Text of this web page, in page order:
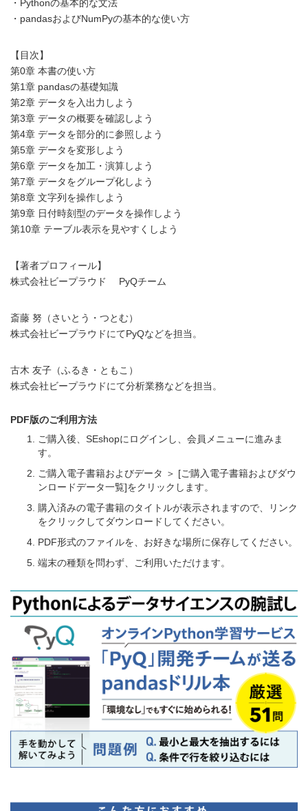
・Pythonの基本的な文法
・pandasおよびNumPyの基本的な使い方
【目次】
第0章 本書の使い方
第1章 pandasの基礎知識
第2章 データを入出力しよう
第3章 データの概要を確認しよう
第4章 データを部分的に参照しよう
第5章 データを変形しよう
第6章 データを加工・演算しよう
第7章 データをグループ化しよう
第8章 文字列を操作しよう
第9章 日付時刻型のデータを操作しよう
第10章 テーブル表示を見やすくしよう
【著者プロフィール】
株式会社ビープラウド PyQチーム
斎藤 努（さいとう・つとむ）
株式会社ビープラウドにてPyQなどを担当。
古木 友子（ふるき・ともこ）
株式会社ビープラウドにて分析業務などを担当。
PDF版のご利用方法
ご購入後、SEshopにログインし、会員メニューに進みま
す。
ご購入電子書籍およびデータ ＞ [ご購入電子書籍およびダウ
ンロードデータ一覧]をクリックします。
購入済みの電子書籍のタイトルが表示されますので、リンク
をクリックしてダウンロードしてください。
PDF形式のファイルを、お好きな場所に保存してください。
端末の種類を問わず、ご利用いただけます。